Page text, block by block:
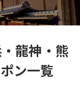
龍神・熊
ン一覧